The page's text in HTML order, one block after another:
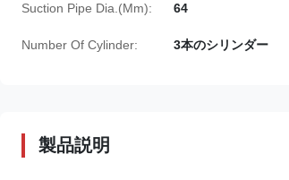
Suction Pipe Dia.(Mm): 64
Number Of Cylinder: 3本のシリンダー
製品説明